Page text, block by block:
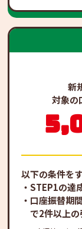
新
対象の
以下の条件を
STEP1の達
口座振替期
で2件以上の